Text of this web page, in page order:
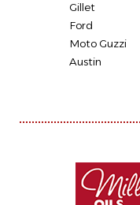
Gillet
Ford
Moto Guzzi
Austin